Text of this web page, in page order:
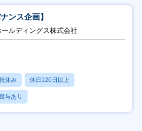
ンス企画】
ルディングス株式会社
休み 休日120日以上
与あり